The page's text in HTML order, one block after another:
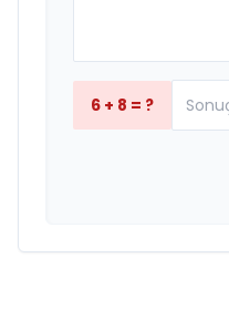
6 + 8 = ?